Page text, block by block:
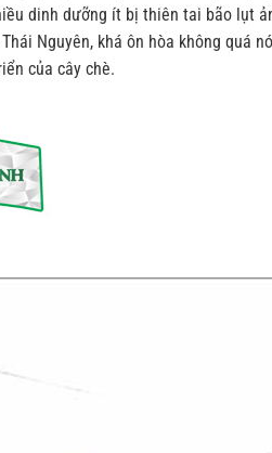
dinh dưỡng ít bị thiên tai bão lụt
Nguyên, khá ôn hòa không quá
của cây chè.